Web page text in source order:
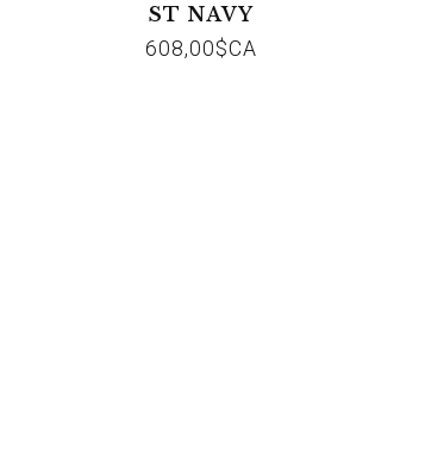
ST NAVY
608,00$CA